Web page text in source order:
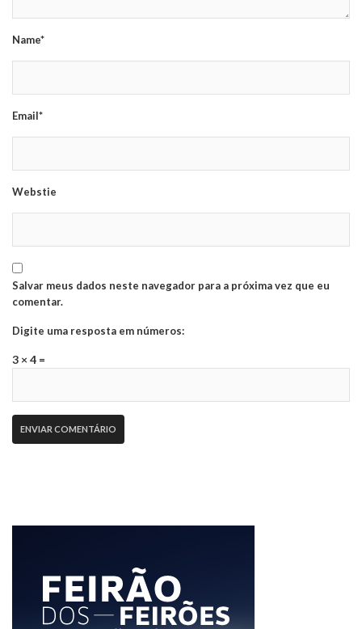
Name*
Email*
Webstie
Salvar meus dados neste navegador para a próxima vez que eu
comentar.
Digite uma resposta em números:
3 × 4 =